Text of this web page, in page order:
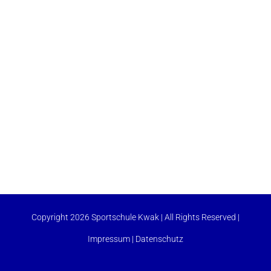
Copyright 2026 Sportschule Kwak | All Rights Reserved |
Impressum | Datenschutz